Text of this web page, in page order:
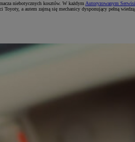
niebotycznych kosztów. W każdymAutoryzowanym
Toyoty, a autem zajmą się mechanicy dysponujący pełną